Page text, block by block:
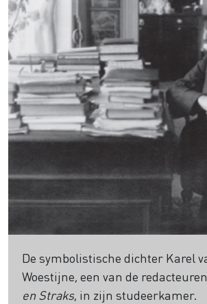
De symbolistische dichter Karel
Woestijne, een van de
en Straks, in zijn studeerkamer.